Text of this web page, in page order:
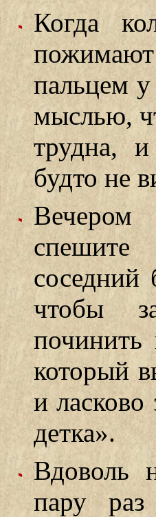
Когда
пальцем у
мыслью,
трудна,
будто не
соседний
чтобы
который
и
детка».
Вдоволь
пару